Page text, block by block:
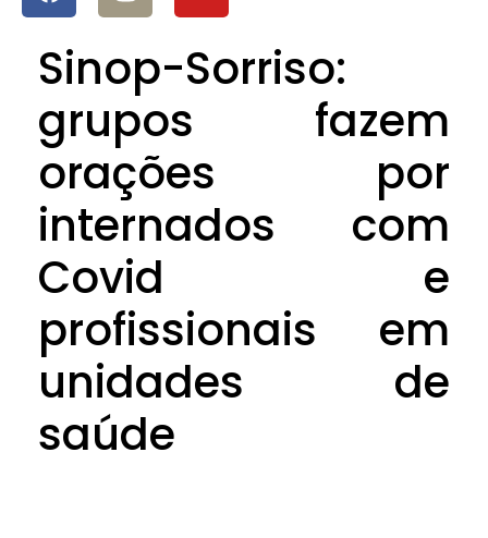
Sinop-Sorriso:
grupos fazem
orações por
internados com
Covid e
profissionais em
unidades de
saúde